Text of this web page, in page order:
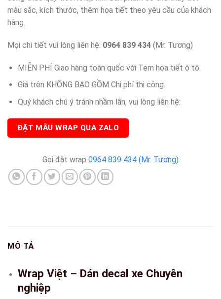
màu sắc, kích thước, thêm họa tiết theo yêu cầu của khách
hàng.
Mọi chi tiết vui lòng liên hệ: 0964 839 434 (Mr. Tương)
MIỄN PHÍ Giao hàng toàn quốc với Tem họa tiết ô tô.
Giá trên KHÔNG BAO GỒM Chi phí thi công.
Quý khách chú ý tránh nhầm lẫn, vui lòng liên hệ:
ĐẶT MẪU WRAP QUA ZALO
Gọi đặt wrap 0964 839 434 (Mr. Tương)
MÔ TẢ
Wrap Việt – Dán decal xe Chuyên
nghiệp